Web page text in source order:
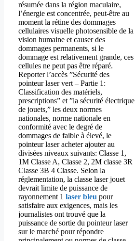
résumée dans la région maculaire,
l’énergie est concentrée, peut-être au
moment la rétine des dommages
cellulaires visuelle photosensible de la
vision humaine et causer des
dommages permanents, si le
dommage est relativement grande, ces
cellules ne peut pas être réparé.
Reporter l’accès ”Sécurité des
pointeur laser vert – Partie 1:
Classification des matériels,
prescriptions” et ”la sécurité électrique
de jouets,” les deux normes
nationales, norme nationale en
conformité avec le degré de
dommages de faible à élevé, le
pointeur laser acheter ajouter au
divisées niveaux suivants: Classe 1,
1M Classe A, Classe 2, 2M classe 3R
Classe 3B 4 Classe. Selon la
réglementation, la classe laser jouet
devrait limite de puissance de
rayonnement 1 laser bleu pour
satisfaire aux exigences, mais les
journalistes ont trouvé que la
puissance de sortie du pointeur laser
sur le marché pour répondre